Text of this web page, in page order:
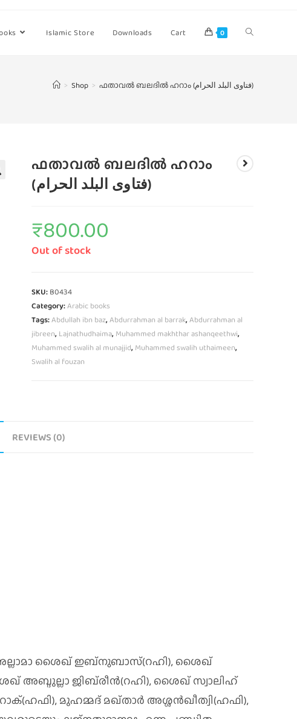
Islamic Store Downloads Cart 0
> Shop > ഫതാവല്‍ ബലദില്‍ ഹറാം (فتاوى البلد الحرام)
ഫതാവല്‍ ബലദില്‍ ഹറാം
(فتاوى البلد الحرام)
₹800.00
Out of stock
SKU: B0434
Category:Arabic books
Tags:Abdullah ibn baz,Abdurrahman al barrak,Abdurrahman al
jibreen, Lajnathudhaima, Muhammed makhthar ashanqeethwi,
Muhammed swalih al munajjid, Muhammed swalih uthaimeen,
Swalih al fouzan
REVIEWS (0)
ശൈഖ്‌ ഇബ്‌നുബാസ്‌(റഹി), ശൈഖ്‌
അബ്ദുല്ലാ ജിബ്‌രീന്‍(റഹി), ശൈഖ്‌ സ്വാലിഹ്‌
മുഹമ്മദ്‌ മഖ്‌താര്‍ അശ്ശന്‍ഖീത്വി(ഹഫി),